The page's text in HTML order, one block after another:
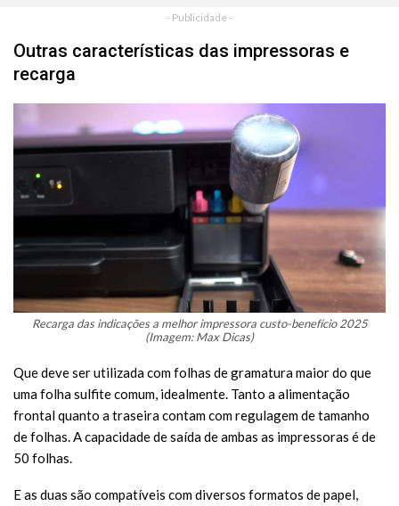
- Publicidade -
Outras características das impressoras e
recarga
Recarga das indicações a melhor impressora custo-benefício 2025
(Imagem: Max Dicas)
Que deve ser utilizada com folhas de gramatura maior do que
uma folha sulfite comum, idealmente. Tanto a alimentação
frontal quanto a traseira contam com regulagem de tamanho
de folhas. A capacidade de saída de ambas as impressoras é de
50 folhas.
E as duas são compatíveis com diversos formatos de papel,